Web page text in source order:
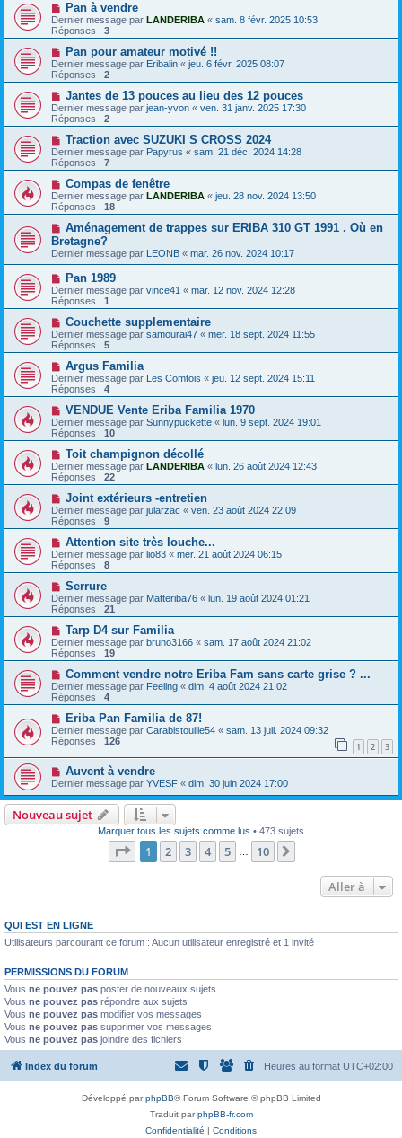
Pan à vendre
Dernier message par LANDERIBA « sam. 8 févr. 2025 10:53
Réponses : 3
Pan pour amateur motivé !!
Dernier message par Eribalin « jeu. 6 févr. 2025 08:07
Réponses : 2
Jantes de 13 pouces au lieu des 12 pouces
Dernier message par jean-yvon « ven. 31 janv. 2025 17:30
Réponses : 2
Traction avec SUZUKI S CROSS 2024
Dernier message par Papyrus « sam. 21 déc. 2024 14:28
Réponses : 7
Compas de fenêtre
Dernier message par LANDERIBA « jeu. 28 nov. 2024 13:50
Réponses : 18
Aménagement de trappes sur ERIBA 310 GT 1991 . Où en
Bretagne?
Dernier message par LEONB « mar. 26 nov. 2024 10:17
Pan 1989
Dernier message par vince41 « mar. 12 nov. 2024 12:28
Réponses : 1
Couchette supplementaire
Dernier message par samourai47 « mer. 18 sept. 2024 11:55
Réponses : 5
Argus Familia
Dernier message par Les Comtois « jeu. 12 sept. 2024 15:11
Réponses : 4
VENDUE Vente Eriba Familia 1970
Dernier message par Sunnypuckette « lun. 9 sept. 2024 19:01
Réponses : 10
Toit champignon décollé
Dernier message par LANDERIBA « lun. 26 août 2024 12:43
Réponses : 22
Joint extérieurs -entretien
Dernier message par jularzac « ven. 23 août 2024 22:09
Réponses : 9
Attention site très louche...
Dernier message par lio83 « mer. 21 août 2024 06:15
Réponses : 8
Serrure
Dernier message par Matteriba76 « lun. 19 août 2024 01:21
Réponses : 21
Tarp D4 sur Familia
Dernier message par bruno3166 « sam. 17 août 2024 21:02
Réponses : 19
Comment vendre notre Eriba Fam sans carte grise ? ...
Dernier message par Feeling « dim. 4 août 2024 21:02
Réponses : 4
Eriba Pan Familia de 87!
Dernier message par Carabistouille54 « sam. 13 juil. 2024 09:32
Réponses : 126 1 2 3
Auvent à vendre
Dernier message par YVESF « dim. 30 juin 2024 17:00
Nouveau sujet
Marquer tous les sujets comme lus • 473 sujets
Page 1sur10
1 2 3 4 5 10
Aller à
QUI EST EN LIGNE
Utilisateurs parcourant ce forum : Aucun utilisateur enregistré et 1 invité
PERMISSIONS DU FORUM
Vous ne pouvez pas poster de nouveaux sujets
Vous ne pouvez pas répondre aux sujets
Vous ne pouvez pas modifier vos messages
Vous ne pouvez pas supprimer vos messages
Vous ne pouvez pas joindre des fichiers
Index du forum Heures au format UTC+02:00
Développé parphpBB® Forum Software © phpBB Limited
Traduit parphpBB-fr.com
Confidentialité
Conditions